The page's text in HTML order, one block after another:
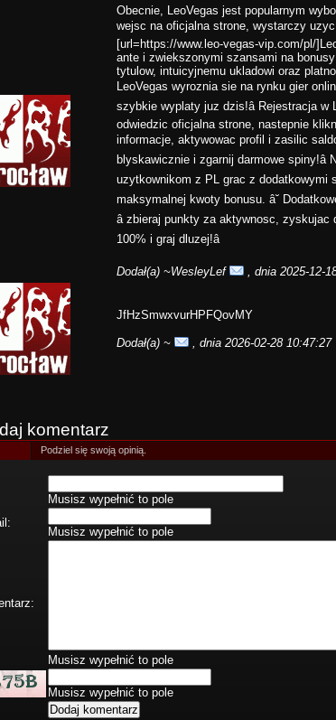
Obecnie, LeoVegas jest popularnym
wejsc na oficjalna strone, wystarczy uzyc
[url=https://www.leo-vegas-vip.com/pl/
ante i zwiekszonymi szansami na
tytulow, intuicyjnemu ukladowi oraz
LeoVegas wyroznia sie na rynku gier
szybkie wyplaty juz dzis!â Rejestracja
odwiedzic oficjalna strone, nastepnie
informacje, aktywowac profil i zasilic
blyskawicznie i zgarnij darmowe
uzytkownikom z PL grac z dodatkowymi
maksymalnej kwoty bonusu. â˘
â zbieraj punkty za aktywnosc, zyskujac
100% i graj dluzej!â
Dodał(a) ~WesleyLef , dnia 2025-12-
JfHzSmwxvurHPFQovMY
Dodał(a) ~ , dnia 2026-02-28 10:47:27
komentarz
Podziel się swoją opinią.
Musisz wypełnić to pole
Musisz wypełnić to pole
Musisz wypełnić to pole
Musisz wypełnić to pole